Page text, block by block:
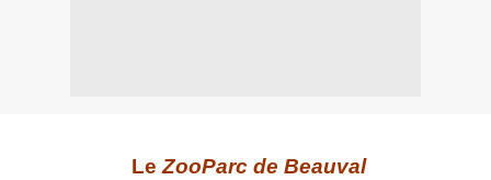
LeZooParc de Beauval